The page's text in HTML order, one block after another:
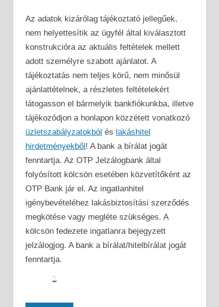
Az adatok kizárólag tájékoztató jellegűek,
nem helyettesítik az ügyfél által kiválasztott
konstrukcióra az aktuális feltételek mellett
adott személyre szabott ajánlatot. A
tájékoztatás nem teljes körű, nem minősül
ajánlattételnek, a részletes feltételekért
látogasson el bármelyik bankfiókunkba, illetve
tájékozódjon a honlapon közzétett vonatkozó
üzletszabályzatokból és lakáshitel
hirdetményekből ! A bank a bírálat jogát
fenntartja. Az OTP Jelzálogbank által
folyósított kölcsön esetében közvetítőként az
OTP Bank jár el. Az ingatlanhitel
igénybevételéhez lakásbiztosítási szerződés
megkötése vagy megléte szükséges. A
kölcsön fedezete ingatlanra bejegyzett
jelzálogjog. A bank a bírálat/hitelbírálat jogát
fenntartja.
1